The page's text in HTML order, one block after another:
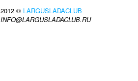
2012 © LARGUSLADACLUB
INFO@LARGUSLADACLUB.RU